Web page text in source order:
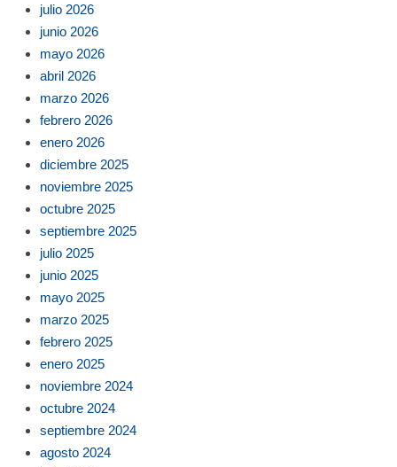
julio 2026
junio 2026
mayo 2026
abril 2026
marzo 2026
febrero 2026
enero 2026
diciembre 2025
noviembre 2025
octubre 2025
septiembre 2025
julio 2025
junio 2025
mayo 2025
marzo 2025
febrero 2025
enero 2025
noviembre 2024
octubre 2024
septiembre 2024
agosto 2024